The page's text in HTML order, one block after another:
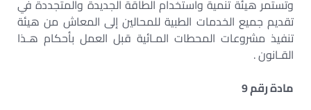
وتستمر هيئة تنمية واستخدام الطاقة الجديدة والمتجددة في
تقديم جميع الخدمات الطبية للمحالين إلى المعاش من هيئة
تنفيذ مشروعات المحطات المـائية قبل العمل بأحكام هـذا
القـانون .
مادة رقم 9